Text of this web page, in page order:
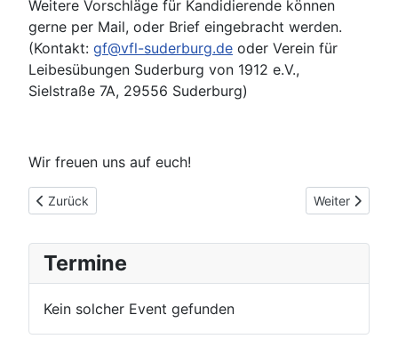
Weitere Vorschläge für Kandidierende können
gerne per Mail, oder Brief eingebracht werden.
(Kontakt: gf@vfl-suderburg.de oder Verein für
Leibesübungen Suderburg von 1912 e.V.,
Sielstraße 7A, 29556 Suderburg)
Wir freuen uns auf euch!
Vorheriger Beitrag: Termine Abteilungsversammlungen 2024
Zurück Nächster
Weiter
Termine
Kein solcher Event gefunden